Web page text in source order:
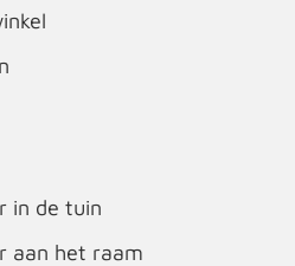
in de tuin
aan het raam